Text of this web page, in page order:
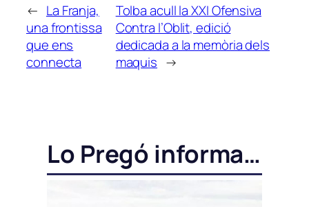
← La Franja,
una frontissa
que ens
connecta
Tolba acull la XXI Ofensiva
Contra l’Oblit, edició
dedicada a la memòria dels
maquis →
Lo Pregó informa…